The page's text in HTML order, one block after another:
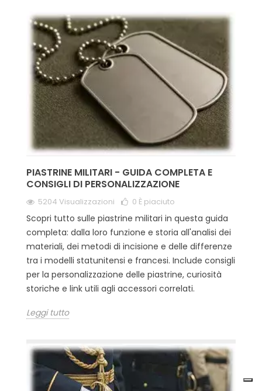
PIASTRINE MILITARI - GUIDA COMPLETA E
CONSIGLI DI PERSONALIZZAZIONE
5204 Visualizzazioni 0 È piaciuto
Scopri tutto sulle piastrine militari in questa guida
completa: dalla loro funzione e storia all'analisi dei
materiali, dei metodi di incisione e delle differenze
tra i modelli statunitensi e francesi. Include consigli
per la personalizzazione delle piastrine, curiosità
storiche e link utili agli accessori correlati.
Leggi tutto